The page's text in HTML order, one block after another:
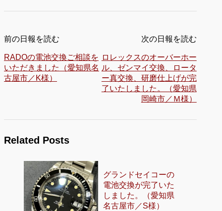
前の日報を読む
RADOの電池交換ご相談を
いただきました（愛知県名
古屋市／K様）
次の日報を読む
ロレックスのオーバーホー
ル、ゼンマイ交換、ロータ
ー真交換、研磨仕上げが完
了いたしました。（愛知県
岡崎市／Ｍ様）
Related Posts
グランドセイコーの
電池交換が完了いた
しました。（愛知県
名古屋市／S様）